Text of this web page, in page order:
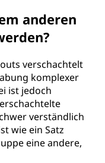
anderen
verschachtelt
komplexer
ist jedoch
verständlich
wie ein Satz
eine andere,